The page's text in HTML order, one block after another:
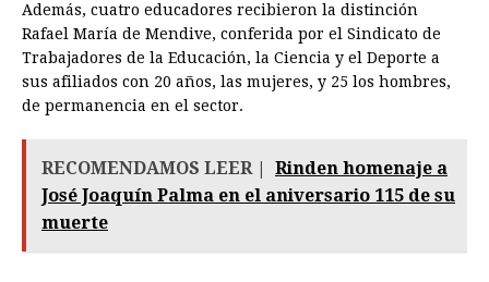
Además, cuatro educadores recibieron la distinción
Rafael María de Mendive, conferida por el Sindicato de
Trabajadores de la Educación, la Ciencia y el Deporte a
sus afiliados con 20 años, las mujeres, y 25 los hombres,
de permanencia en el sector.
RECOMENDAMOS LEER |
Rinden homenaje a
José Joaquín Palma en el aniversario 115 de su
muerte